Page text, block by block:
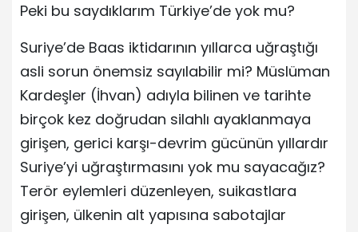
Peki bu saydıklarım Türkiye’de yok mu?
Suriye’de Baas iktidarının yıllarca uğraştığı
asli sorun önemsiz sayılabilir mi? Müslüman
Kardeşler (İhvan) adıyla bilinen ve tarihte
birçok kez doğrudan silahlı ayaklanmaya
girişen, gerici karşı-devrim gücünün yıllardır
Suriye’yi uğraştırmasını yok mu sayacağız?
Terör eylemleri düzenleyen, suikastlara
girişen, ülkenin alt yapısına sabotajlar